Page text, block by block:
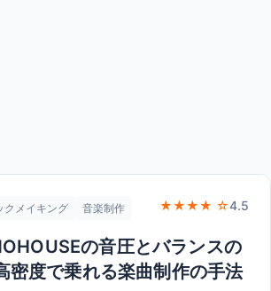
クメイキング 音楽制作 ★★★★ ☆4.5
の音圧とバランスの
密度で乗れる楽曲制作の手法